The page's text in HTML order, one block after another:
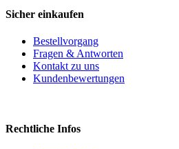
Sicher einkaufen
Bestellvorgang
Fragen & Antworten
Kontakt zu uns
Kundenbewertungen
Rechtliche Infos